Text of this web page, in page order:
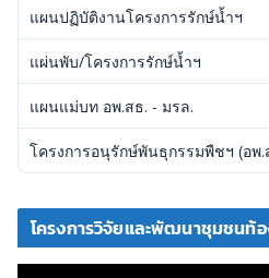
แผนปฏิบัติงานโครงการรักษ์น้ำฯ
แผ่นพับ/โครงการรักษ์น้ำฯ
แผนแม่บท อพ.สธ. - มรล.
โครงการอนุรักษ์พันธุกรรมพืชฯ (อพ.
โครงการวิจัยและพัฒนาชุมชน